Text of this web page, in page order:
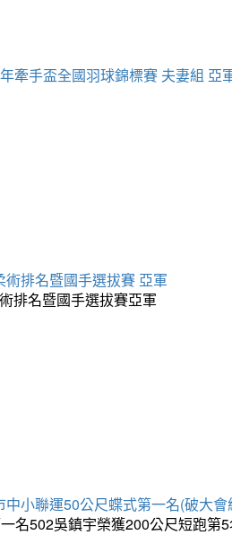
牽手盃全國羽球錦標賽 夫妻組 亞
排名暨國手選拔賽 亞軍
排名暨國手選拔賽亞軍
小聯運50公尺蝶式第一名(破大會
名502吳鎮宇榮獲200公尺短跑